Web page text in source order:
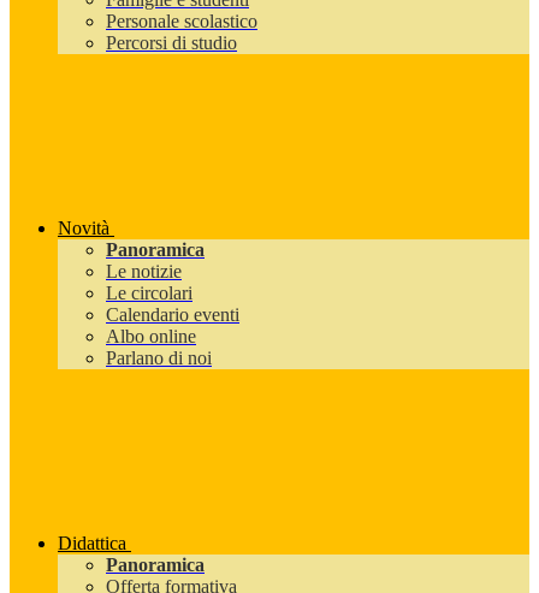
Personale scolastico
Percorsi di studio
Novità
Panoramica
Le notizie
Le circolari
Calendario eventi
Albo online
Parlano di noi
Didattica
Panoramica
Offerta formativa